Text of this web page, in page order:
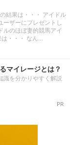
結果は・・・ アイドル
ーザーにプレゼントし
ルのほぼ妻的競馬アイ
は・・・ なん…
マイレージとは？
識を分かりやすく解説
PR